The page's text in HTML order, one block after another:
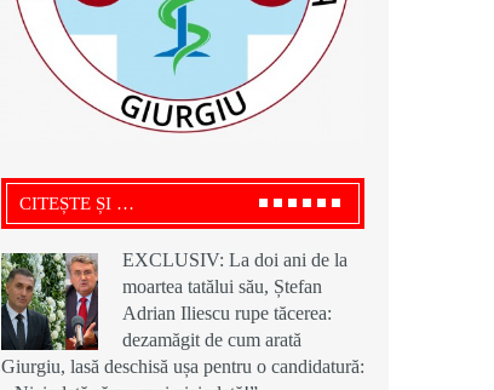
CITEȘTE ȘI …
EXCLUSIV: La doi ani de la
moartea tatălui său, Ștefan
Adrian Iliescu rupe tăcerea:
dezamăgit de cum arată
Giurgiu, lasă deschisă ușa pentru o candidatură: